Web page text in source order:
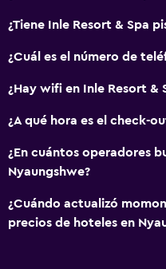
¿Tiene Inle Resort & Spa
¿Cuál es el número de
¿Hay wifi en Inle Resort &
¿A qué hora es el check-
¿En cuántos operadores
Nyaungshwe?
¿Cuándo actualizó
precios de hoteles en